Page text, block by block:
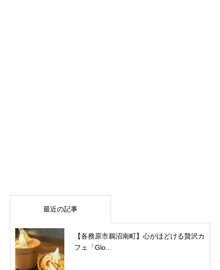
最近の記事
【各務原市鵜沼南町】心がほどける贅沢カ
フェ「Glo...